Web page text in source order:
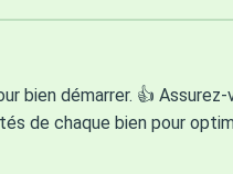
bien démarrer. 👍
de chaque bien pour